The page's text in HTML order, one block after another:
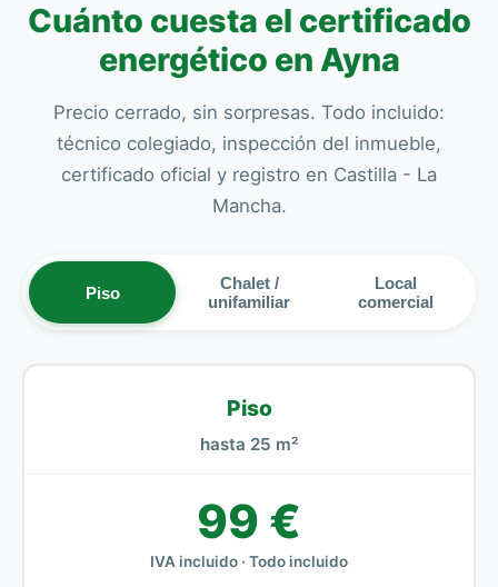
Cuánto cuesta el certificado
energético en Ayna
Precio cerrado, sin sorpresas. Todo incluido:
técnico colegiado, inspección del inmueble,
certificado oficial y registro en Castilla - La
Mancha.
Piso
Chalet /
unifamiliar
Local
comercial
Piso
hasta 25 m²
99 €
IVA incluido · Todo incluido